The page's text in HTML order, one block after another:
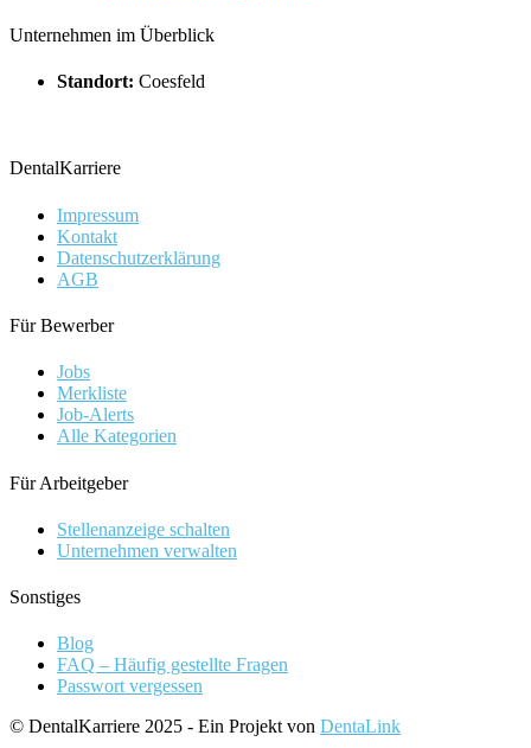
Unternehmen im Überblick
Standort: Coesfeld
DentalKarriere
Impressum
Kontakt
Datenschutzerklärung
AGB
Für Bewerber
Jobs
Merkliste
Job-Alerts
Alle Kategorien
Für Arbeitgeber
Stellenanzeige schalten
Unternehmen verwalten
Sonstiges
Blog
FAQ – Häufig gestellte Fragen
Passwort vergessen
© DentalKarriere 2025 - Ein Projekt von DentaLink